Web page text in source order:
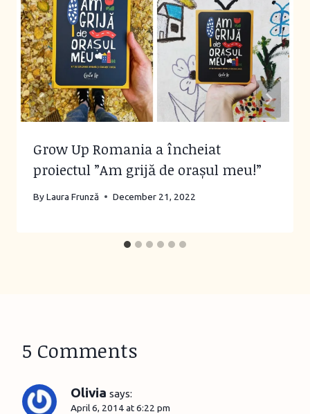
Grow Up Romania a încheiat
proiectul ”Am grijă de orașul meu!”
ByLaura Frunză December 21, 2022
5 Comments
Olivia says:
April 6, 2014 at 6:22 pm